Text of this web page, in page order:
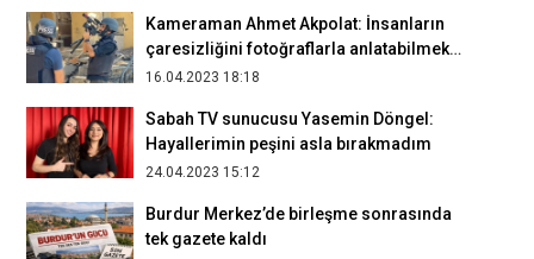
Kameraman Ahmet Akpolat: İnsanların
çaresizliğini fotoğraflarla anlatabilmek
mümkün değil
16.04.2023 18:18
Sabah TV sunucusu Yasemin Döngel:
Hayallerimin peşini asla bırakmadım
24.04.2023 15:12
Burdur Merkez’de birleşme sonrasında
tek gazete kaldı